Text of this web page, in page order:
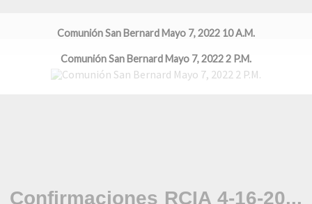
Comunión San Bernard Mayo 7, 2022 10 A.M.
Comunión San Bernard Mayo 7, 2022 2 P.M.